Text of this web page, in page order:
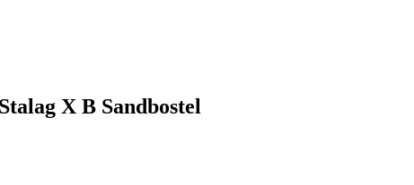
X B Sandbostel